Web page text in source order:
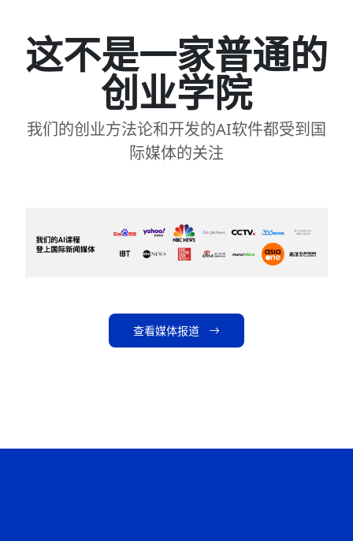
这不是一家普通的
创业学院
我们的创业方法论和开发的AI软件都受到国
际媒体的关注
查看媒体报道